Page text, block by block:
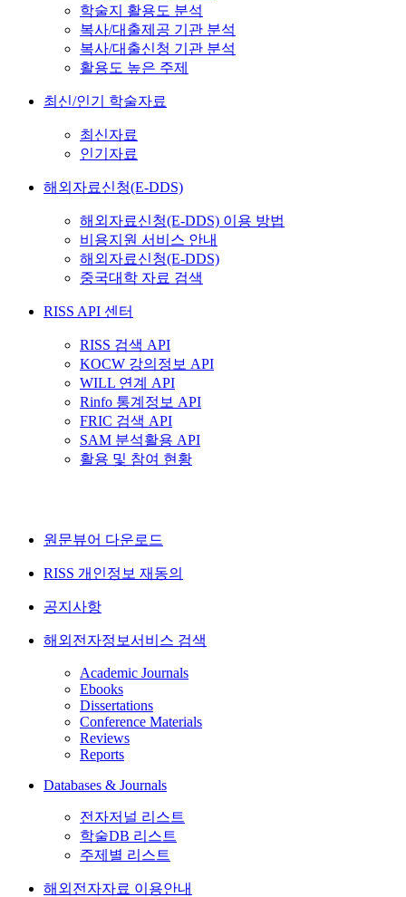
학술지 활용도 분석
복사/대출제공 기관 분석
복사/대출신청 기관 분석
활용도 높은 주제
최신/인기 학술자료
최신자료
인기자료
해외자료신청(E-DDS)
해외자료신청(E-DDS) 이용 방법
비용지원 서비스 안내
해외자료신청(E-DDS)
중국대학 자료 검색
RISS API 센터
RISS 검색 API
KOCW 강의정보 API
WILL 연계 API
Rinfo 통계정보 API
FRIC 검색 API
SAM 분석활용 API
활용 및 참여 현황
원문뷰어 다운로드
RISS 개인정보 재동의
공지사항
해외전자정보서비스 검색
Academic Journals
Ebooks
Dissertations
Conference Materials
Reviews
Reports
Databases & Journals
전자저널 리스트
학술DB 리스트
주제별 리스트
해외전자자료 이용안내